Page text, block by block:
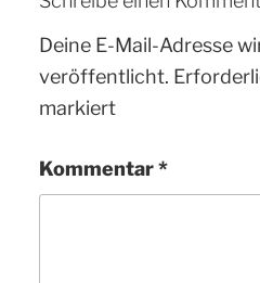
Deine E-Mail-Adresse
veröffentlicht.
markiert
Kommentar*